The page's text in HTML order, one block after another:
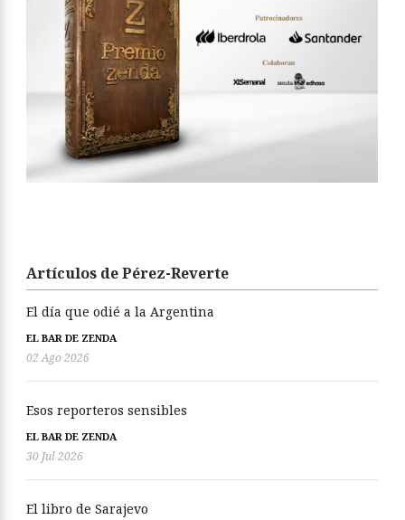
Artículos de Pérez-Reverte
El día que odié a la Argentina
EL BAR DE ZENDA
02 Ago 2026
Esos reporteros sensibles
EL BAR DE ZENDA
30 Jul 2026
El libro de Sarajevo